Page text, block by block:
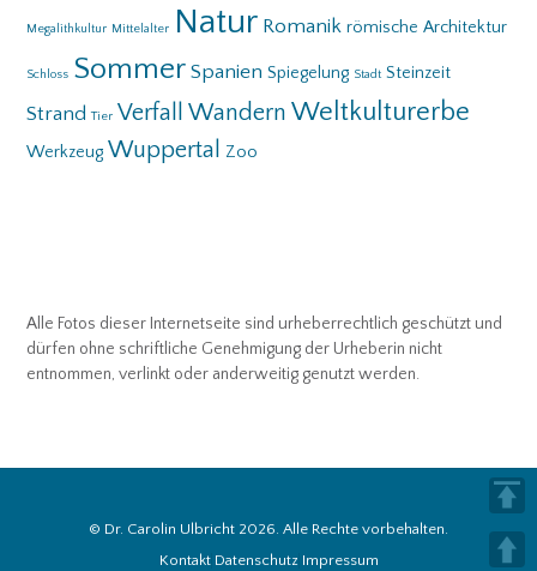
Megalithkultur Mittelalter Natur Romanik römische Architektur
Schloss Sommer Spanien Spiegelung Stadt Steinzeit
Strand Tier Verfall Wandern Weltkulturerbe
Werkzeug Wuppertal Zoo
Alle Fotos dieser Internetseite sind urheberrechtlich geschützt und
dürfen ohne schriftliche Genehmigung der Urheberin nicht
entnommen, verlinkt oder anderweitig genutzt werden.
© Dr. Carolin Ulbricht 2026. Alle Rechte vorbehalten.
Kontakt Datenschutz Impressum